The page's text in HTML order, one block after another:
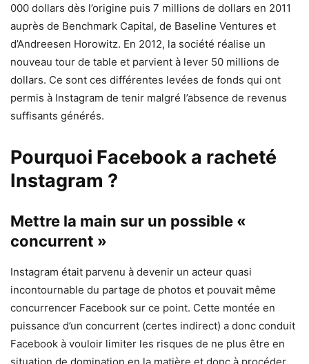
000 dollars dès l’origine puis 7 millions de dollars en 2011
auprès de Benchmark Capital, de Baseline Ventures et
d’Andreesen Horowitz. En 2012, la société réalise un
nouveau tour de table et parvient à lever 50 millions de
dollars. Ce sont ces différentes levées de fonds qui ont
permis à Instagram de tenir malgré l’absence de revenus
suffisants générés.
Pourquoi Facebook a racheté
Instagram ?
Mettre la main sur un possible «
concurrent »
Instagram était parvenu à devenir un acteur quasi
incontournable du partage de photos et pouvait même
concurrencer Facebook sur ce point. Cette montée en
puissance d’un concurrent (certes indirect) a donc conduit
Facebook à vouloir limiter les risques de ne plus être en